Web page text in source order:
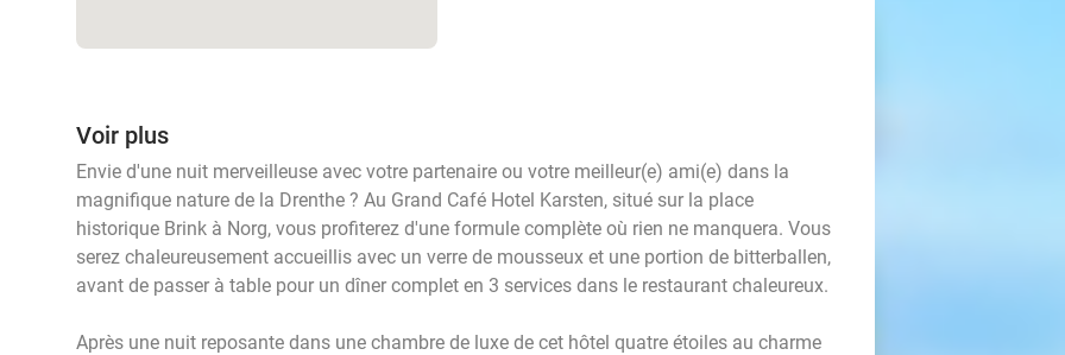
Voir plus
Envie d'une nuit merveilleuse avec votre partenaire ou votre meilleur(e) ami(e) dans la
magnifique nature de la Drenthe ? Au Grand Café Hotel Karsten, situé sur la place
historique Brink à Norg, vous profiterez d'une formule complète où rien ne manquera. Vous
serez chaleureusement accueillis avec un verre de mousseux et une portion de bitterballen,
avant de passer à table pour un dîner complet en 3 services dans le restaurant chaleureux.
Après une nuit reposante dans une chambre de luxe de cet hôtel quatre étoiles au charme